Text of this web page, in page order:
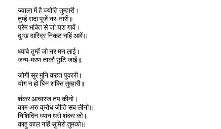
ज्वाला में है ज्योति तुम्हारी।
तुम्हें सदा पूजें नर-नारी॥
प्रेम भक्ति से जो यश गावें।
दुःख दारिद्र निकट नहिं आवें॥
ध्यावे तुम्हें जो नर मन लाई।
जन्म-मरण ताकौ छुटि जाई॥
जोगी सुर मुनि कहत पुकारी।
योग न हो बिन शक्ति तुम्हारी॥
शंकर आचारज तप कीनो।
काम अरु क्रोध जीति सब लीनो॥
निशिदिन ध्यान धरो शंकर को।
काहु काल नहिं सुमिरो तुमको॥